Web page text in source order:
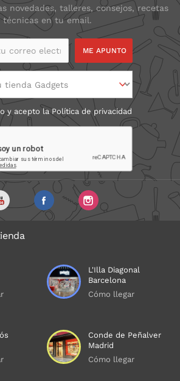
novedades, talleres, consejos, recetas
técnicas en tu email.
tu correo
Gadgets
y acepto laPolítica de privacidad
L'Illa Diagonal
Barcelona
Cómo llegar
Conde de Peñalver
Madrid
Cómo llegar